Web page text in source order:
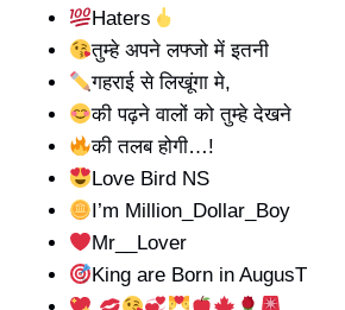
Haters
तुम्हे अपने लफ्जो में इतनी
गहराई से लिखूंगा मे,
की पढ़ने वालों को तुम्हे देखने
की तलब होगी…!
Love Bird NS
I’m Million_Dollar_Boy
Mr__Lover
King are Born in AugusT